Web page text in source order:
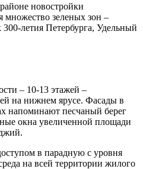
новостройки
множество зеленых зон –
летия Петербурга, Удельный
– 10-13 этажей –
на нижнем ярусе. Фасады в
напоминают песчаный берег
окна увеличенной площади
в парадную с уровня
на всей территории жилого